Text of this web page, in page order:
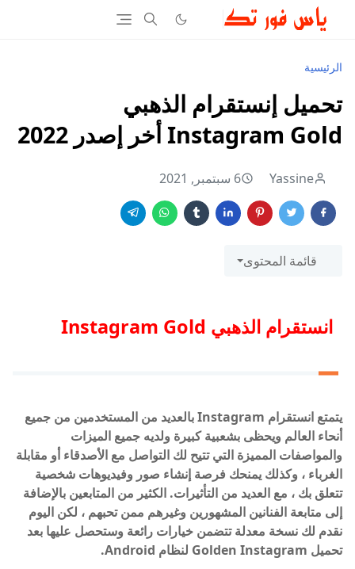
الرئيسية
تحميل إنستقرام الذهبي
Instagram Gold أخر إصدر 2022
Yassine 6 سبتمبر, 2021
قائمة المحتوى
انستقرام الذهبي Instagram Gold
يتمتع انستقرام Instagram بالعديد من المستخدمين من جميع
أنحاء العالم ويحظى بشعبية كبيرة ولديه جميع الميزات
والمواصفات المميزة التي تتيح لك التواصل مع الأصدقاء أو مقابلة
الغرباء ، وكذلك يمنحك فرصة إنشاء صور وفيديوهات شخصية
تتعلق بك ، مع العديد من التأثيرات. الكثير من المتابعين بالإضافة
إلى متابعة الفنانين المشهورين وغيرهم ممن تحبهم ، لكن اليوم
نقدم لك نسخة معدلة تتضمن خيارات رائعة وستحصل عليها بعد
تحميل Golden Instagram لنظام Android.